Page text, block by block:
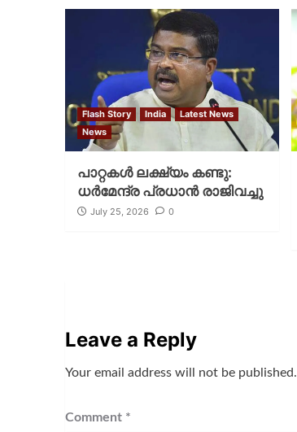
Flash Story India
Latest News
News
പാറ്റകള്‍ ലക്ഷ്യം കണ്ടു:
ധര്‍മേന്ദ്ര പ്രധാന്‍ രാജിവച്ചു
July 25, 2026 0
Leave a Reply
Your email address will not be published.
Comment *